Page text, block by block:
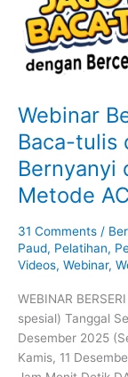
Webinar
Baca-tulis
Bernyanyi
Metode
31 Comments /
Paud, Pelatihan,
Videos, Webinar,
WEBINAR
spesial) Tanggal
Desember 2025
Kamis, 11
Bernyanyi
dan
Bermain
dengan
ACM